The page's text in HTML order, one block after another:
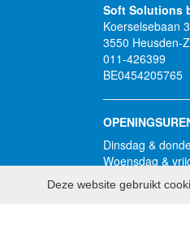
Soft Solutions
Koerselsebaan
3550 Heusden-
011-426399
BE0454205765
Dinsdag &
Woensdag &
Zaterdag:
Zondag,
Deze website gebruikt